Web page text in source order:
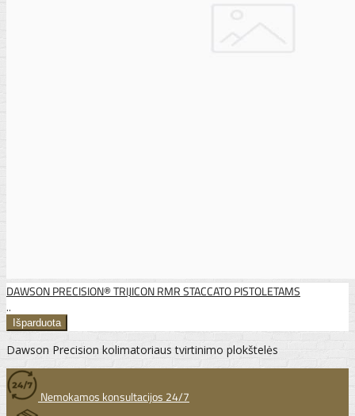
DAWSON PRECISION® TRIJICON RMR STACCATO PISTOLETAMS
..
Dawson Precision kolimatoriaus tvirtinimo plokštelės
Nemokamos konsultacijos 24/7